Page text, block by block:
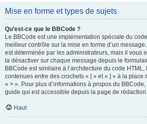
Mise en forme et types de sujets
Qu’est-ce que le BBCode ?
Le BBCode est une implémentation spéciale du
meilleur contrôle sur la mise en forme d’un
est déterminée par les administrateurs, mais il vous
la désactiver sur chaque message depuis le
BBCode est similaire à l’architecture du code
contenues entre des crochets « [ » et « ] » à la place
« > ». Pour plus d’informations à propos du
guide qui est accessible depuis la page de rédaction.
Haut